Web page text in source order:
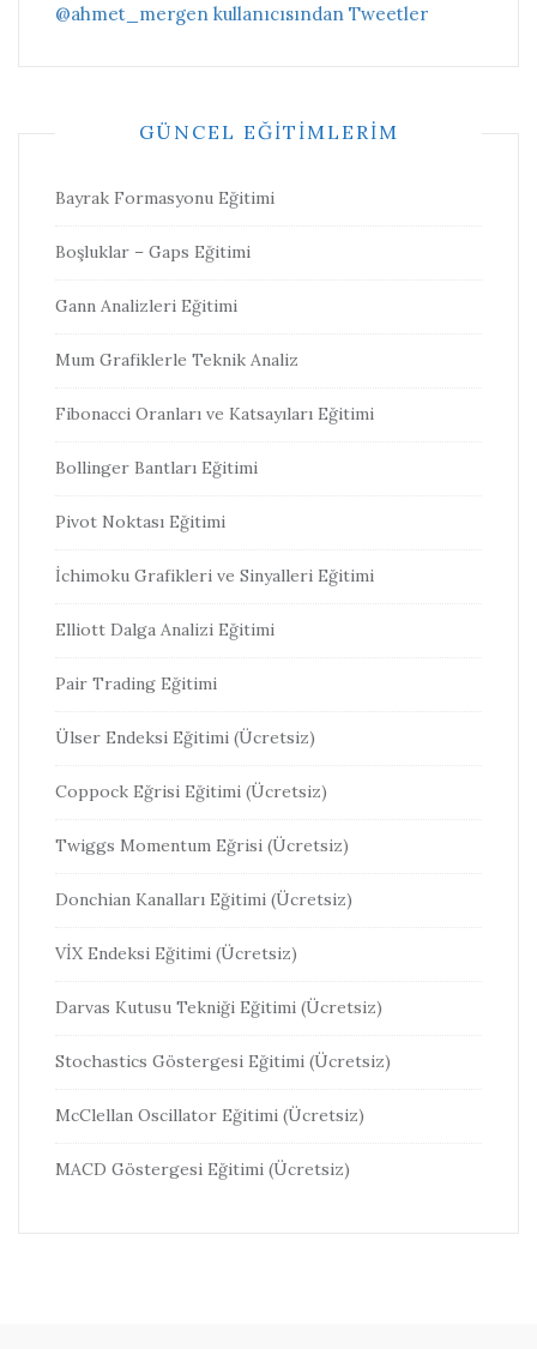
@ahmet_mergen kullanıcısından Tweetler
GÜNCEL EĞITIMLERIM
Bayrak Formasyonu Eğitimi
Boşluklar – Gaps Eğitimi
Gann Analizleri Eğitimi
Mum Grafiklerle Teknik Analiz
Fibonacci Oranları ve Katsayıları Eğitimi
Bollinger Bantları Eğitimi
Pivot Noktası Eğitimi
İchimoku Grafikleri ve Sinyalleri Eğitimi
Elliott Dalga Analizi Eğitimi
Pair Trading Eğitimi
Ülser Endeksi Eğitimi (Ücretsiz)
Coppock Eğrisi Eğitimi (Ücretsiz)
Twiggs Momentum Eğrisi (Ücretsiz)
Donchian Kanalları Eğitimi (Ücretsiz)
VİX Endeksi Eğitimi (Ücretsiz)
Darvas Kutusu Tekniği Eğitimi (Ücretsiz)
Stochastics Göstergesi Eğitimi (Ücretsiz)
McClellan Oscillator Eğitimi (Ücretsiz)
MACD Göstergesi Eğitimi (Ücretsiz)